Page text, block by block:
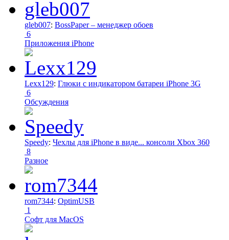
gleb007: BossPaper – менеджер обоев
6
Приложения iPhone
Lexx129: Глюки с индикатором батареи iPhone 3G
6
Обсуждения
Speedy: Чехлы для iPhone в виде... консоли Xbox 360
8
Разное
rom7344: OptimUSB
1
Софт для MacOS